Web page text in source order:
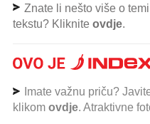
Znate li nešto više o
tekstu? Kliknite ovdje.
Imate važnu priču?
klikom ovdje. Atraktivne